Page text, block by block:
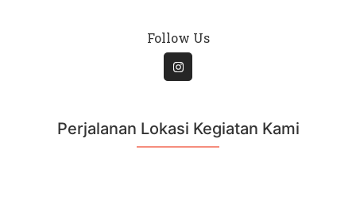
Follow Us
Perjalanan Lokasi Kegiatan Kami